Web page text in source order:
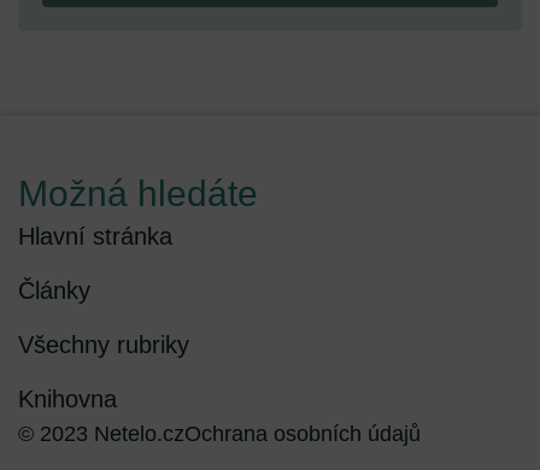
Možná hledáte
Hlavní stránka
Články
Všechny rubriky
Knihovna
© 2023 Netelo.czOchrana osobních údajů